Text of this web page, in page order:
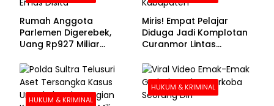
Rumah Anggota
Parlemen Digerebek,
Uang Rp927 Miliar
Miris! Empat Pelajar
Diduga Jadi Komplotan
Curanmor Lintas
HUKUM & KRIMINAL
HUKUM & KRIMINAL